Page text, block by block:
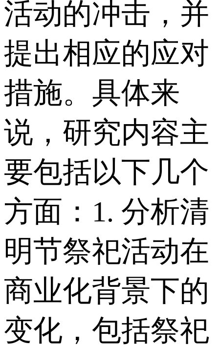
活动的冲击，并
提出相应的应对
措施。具体来
说，研究内容主
要包括以下几个
方面： 1. 分析清
明节祭祀活动在
商业化背景下的
变化，包括祭祀